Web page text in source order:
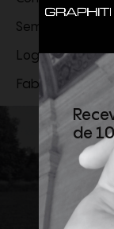
Semelle en cuir
Logo Santoni
Fabrication
de